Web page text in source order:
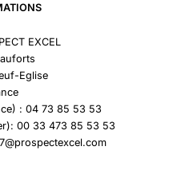
EXCEL
Eglise
: 04 73 85 53 53
00 33 473 85 53 53